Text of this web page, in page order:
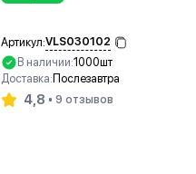
Артикул:VLS030102
В наличии:1000шт
Доставка: Послезавтра
4,8 9 отзывов